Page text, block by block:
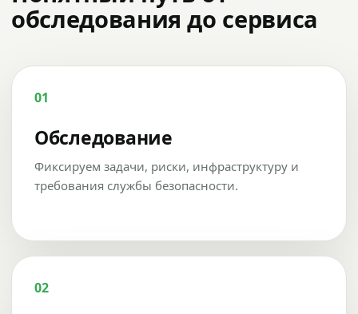
обследования до сервиса
01
Обследование
Фиксируем задачи, риски, инфраструктуру и
требования службы безопасности.
02